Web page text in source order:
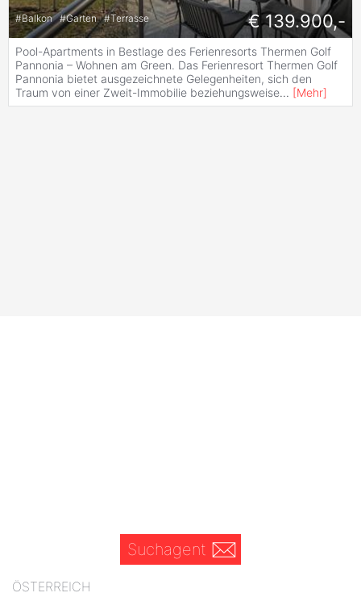
#Balkon #Garten #Terrasse € 139.900,-
Pool-Apartments in Bestlage des Ferienresorts Thermen Golf
Pannonia – Wohnen am Green. Das Ferienresort Thermen Golf
Pannonia bietet ausgezeichnete Gelegenheiten, sich den
Traum von einer Zweit-Immobilie beziehungsweise... [Mehr]
Suchagent
ÖSTERREICH